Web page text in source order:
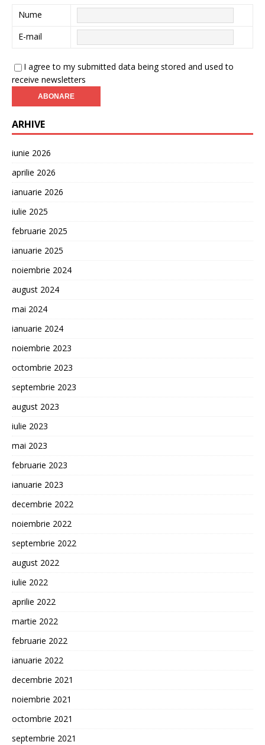
Nume
E-mail
I agree to my submitted data being stored and used to
receive newsletters
ARHIVE
iunie 2026
aprilie 2026
ianuarie 2026
iulie 2025
februarie 2025
ianuarie 2025
noiembrie 2024
august 2024
mai 2024
ianuarie 2024
noiembrie 2023
octombrie 2023
septembrie 2023
august 2023
iulie 2023
mai 2023
februarie 2023
ianuarie 2023
decembrie 2022
noiembrie 2022
septembrie 2022
august 2022
iulie 2022
aprilie 2022
martie 2022
februarie 2022
ianuarie 2022
decembrie 2021
noiembrie 2021
octombrie 2021
septembrie 2021